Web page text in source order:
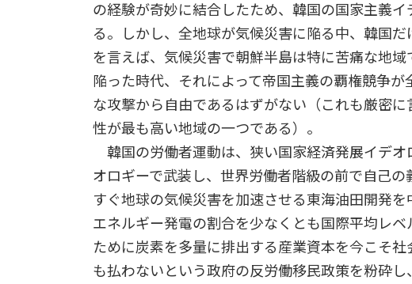
の経験が奇妙に結合したため、韓国の国家主義
る。しかし、全地球が気候災害に陥る中、韓国
を言えば、気候災害で朝鮮半島は特に苦痛な地
陥った時代、それによって帝国主義の覇権競争
な攻撃から自由であるはずがない（これも厳密
性が最も高い地域の一つである）。
韓国の労働者運動は、狭い国家経済発展イデ
オロギーで武装し、世界労働者階級の前で自己
すぐ地球の気候災害を加速させる東海油田開発
エネルギー発電の割合を少なくとも国際平均レ
ために炭素を多量に排出する産業資本を今こそ
も払わないという政府の反労働移民政策を粉砕